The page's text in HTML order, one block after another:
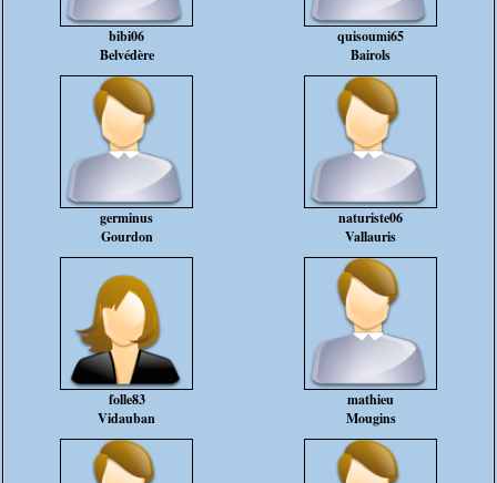
bibi06
Belvédère
quisoumi65
Bairols
germinus
Gourdon
naturiste06
Vallauris
folle83
Vidauban
mathieu
Mougins